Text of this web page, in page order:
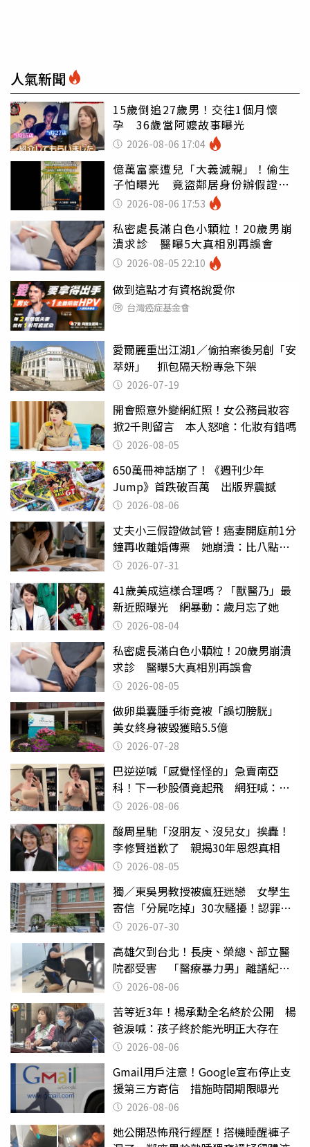
人氣新聞
15歲倒追27歲男！交往1個月懷
孕 36歲當阿嬤故事曝光
2026-08-06 17:04
億萬富豪遭兒「大義滅親」！偷生
子怕曝光 竟盜鄰居身份辦假證落
戶 2026-08-06 17:53
私密處長滿白色小顆粒！20歲男崩
潰求診 醫曝5大真相別再誤會
2026-08-05 22:10
做到這點才有資格說愛你
台灣癌症基金會
愛爾麗重出江湖1／偷拍案後另創「安
萃妍」 抓包隔天粉專急下架
2026-07-19
開會照意外變網紅照！女公務員妝容
掀2千則留言 本人怒嗆：化妝有錯嗎
2026-08-05
650萬冊神話崩了！《週刊少年
Jump》首跌破百萬 出版界震撼
2026-08-06
丈夫小三假證做試管！癌妻開庭前1分
鐘再收離婚傳票 她崩潰：比八點檔
還扯2026-07-31
41歲美成這樣合理嗎？「獸醫乃」最
新近照曝光 網暴動：歲月忘了她
2026-08-04
私密處長滿白色小顆粒！20歲男崩潰
求診 醫曝5大真相別再誤會
2026-08-05
做卵巢囊腫手術竟被「誤切膀胱」
美女終身被毀獲賠5.5億
2026-07-28
巴逆逆喊「感覺怪怪的」急賣南亞
科！下一秒股價竟起飛 網狂喊：大V
天龍2026-08-06
酸周星馳「沒朋友、沒兒女」挨轟！
李修賢道歉了 親揭30年恩怨真相
2026-08-05
獨／東吳男教授被瘋狂迷戀 女學生
寄信「分屍吃掉」30次騷擾！認罪免
關 2026-07-30
高雄欠到台北！長庚、榮總、部立醫
院都受害 「醫療暴力男」離譜紀錄
曝光2026-08-06
苦等近3年！楊承勳全名終於公開 楊
爸淚喊：孩子終於能光明正大存在
2026-08-06
Gmail用戶注意！Google宣布停止支
援第三方寄信 措施時間期限曝光
2026-08-06
她公開恐怖飛行經歷！搭機睡醒褲子